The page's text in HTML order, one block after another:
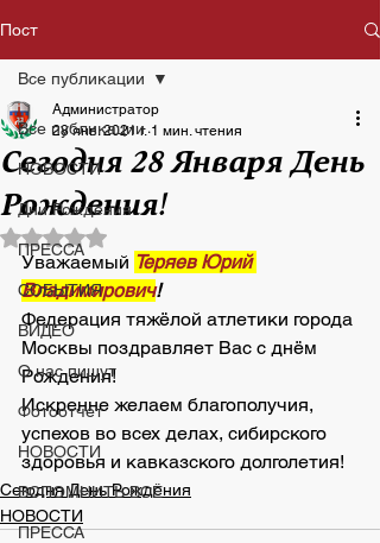
Пост
Все публикации
НОВОСТИ
Дни Рождения
ПРЕССА
СОБЫТИЯ
ВИДЕО
О нас пишут
Фотоотчет
НОВОСТИ
ВСПОМНИТЬ ВСЁ
ПРЕССА
Все публикации
Сегодня 28 Января День
Рождения!
Администратор
28 янв. 2021 г. 1 мин. чтения
Оценка: не число из 5 звезд.
Уважаемый Теряев Юрий
Владимирович!
Федерация тяжёлой атлетики города
Москвы поздравляет Вас с днём
Рождения!
Искренне желаем благополучия,
успехов во всех делах, сибирского
здоровья и кавказского долголетия!
Сегодня День Рождения
НОВОСТИ